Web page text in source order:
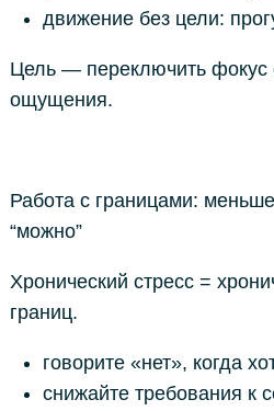
движение без цели:
Цель — переключить фокус
ощущения.
Работа с границами:
“можно”
Хронический стресс =
границ.
говорите «нет», когда
снижайте требования к